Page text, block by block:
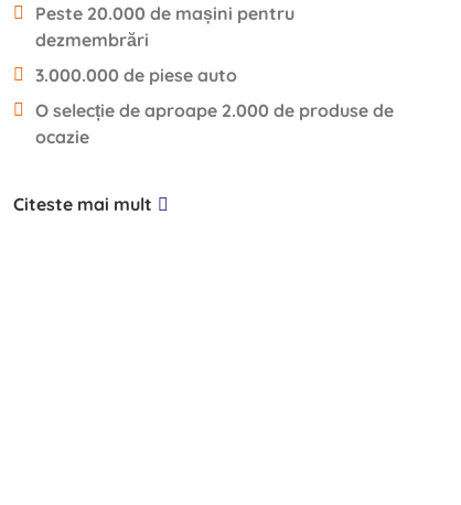
Peste 20.000 de mașini pentru
dezmembrări
3.000.000 de piese auto
O selecție de aproape 2.000 de produse de
ocazie
Citeste mai mult